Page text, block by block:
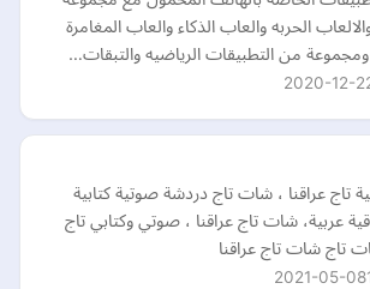
الحربه والعاب الذكاء والعاب المغامرة
ومجموعة من التطبيقات الرياضيه والتبقات…
2020-12-
تاج عراقنا ، شات تاج دردشة صوتية كتابية
عربية، شات تاج عراقنا ، صوتي وكتابي تاج
تاج شات تاج عراقنا
2021-05-08